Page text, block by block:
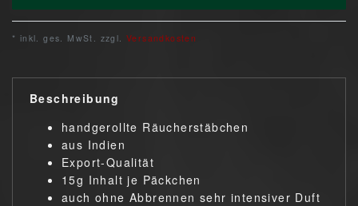
* inkl. ges. MwSt. zzgl. Versandkosten
Beschreibung
handgerollte Räucherstäbchen
aus Indien
Export-Qualität
15g Inhalt je Päckchen
auch ohne Abbrennen sehr intensiver Duft